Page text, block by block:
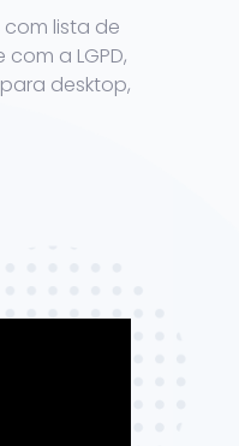
lista de
a LGPD,
desktop,